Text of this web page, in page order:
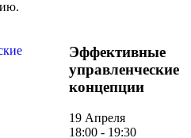
Эффективные
управленческие
концепции
19 Апреля
18:00 - 19:30